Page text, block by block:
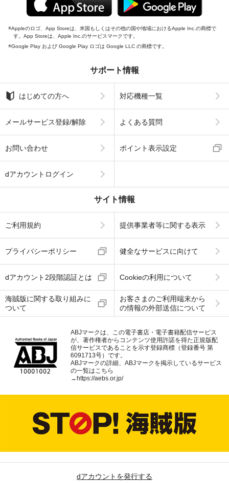
Appleのロゴ、App Storeは、米国もしくはその他の国や地域におけるApple Inc.の商標で
す。App Storeは、Apple Inc.のサービスマークです。
Google Play および Google Play ロゴは Google LLC の商標です。
サポート情報
はじめての方へ 対応機種一覧
メールサービス登録/解除 よくある質問
お問い合わせ ポイント表示設定
dアカウントログイン
サイト情報
ご利用規約 提供事業者等に関する表示
プライバシーポリシー 健全なサービスに向けて
dアカウント2段階認証とは Cookieの利用について
海賊版に関する取り組みに
ついて
お客さまのご利用端末から
の情報の外部送信について
ABJマークは、この電子書店・電子書籍配信サービス
が、著作権者からコンテンツ使用許諾を得た正規版配
信サービスであることを示す登録商標（登録番号 第
6091713号）です。
ABJマークの詳細、ABJマークを掲示しているサービス
の一覧はこちら
→ https://aebs.or.jp/
dアカウントを発行する